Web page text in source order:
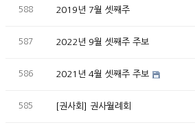
588 2019년 7월 셋째주
587 2022년 9월 셋째주 주보
586 2021년 4월 셋째주 주보
585 [권사회] 권사월례회